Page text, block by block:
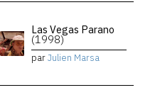
Las Vegas Parano
(1998)
parJulien Marsa